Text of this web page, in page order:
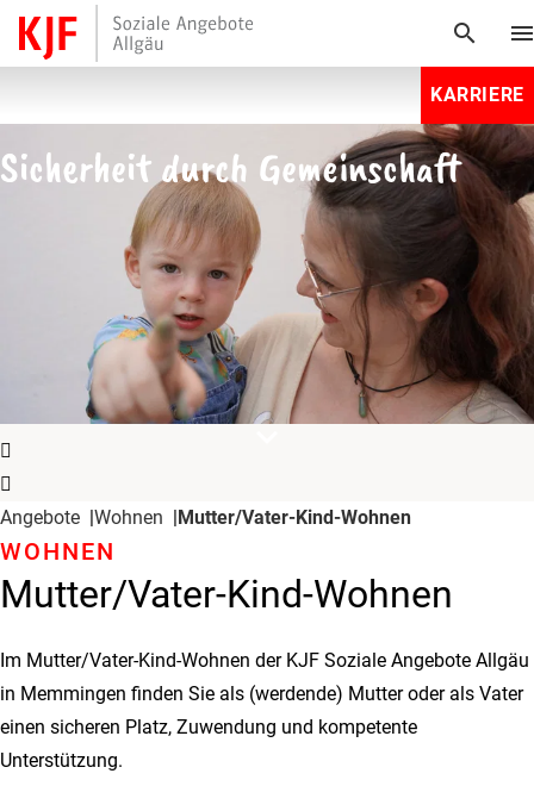
search
KARRIERE
Sicherheit durch Gemeinschaft
expand_more
Angebote Wohnen Mutter/Vater-Kind-Wohnen
Mutter/Vater-Kind-Wohnen
WOHNEN
Im Mutter/Vater-Kind-Wohnen der KJF Soziale Angebote Allgäu
in Memmingen finden Sie als (werdende) Mutter oder als Vater
einen sicheren Platz, Zuwendung und kompetente
Unterstützung.